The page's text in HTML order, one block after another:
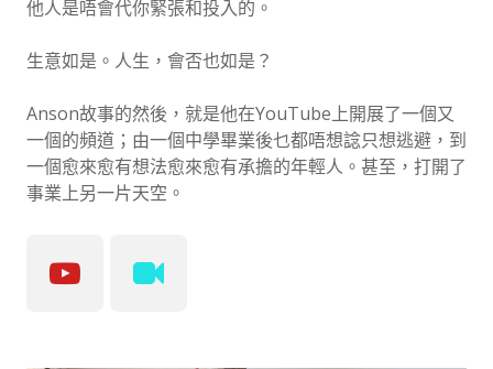
他人是唔會代你緊張和投入的。
生意如是。人生，會否也如是？
Anson故事的然後，就是他在YouTube上開展了一個又
一個的頻道；由一個中學畢業後乜都唔想諗只想逃避，到
一個愈來愈有想法愈來愈有承擔的年輕人。甚至，打開了
事業上另一片天空。